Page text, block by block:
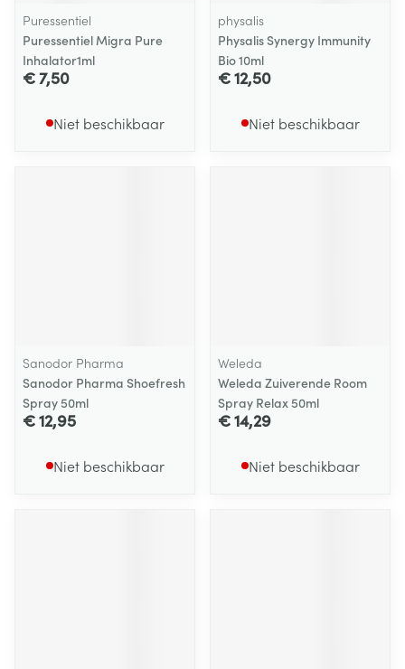
Puressentiel
Puressentiel Migra Pure
Inhalator1ml
€ 7,50
Niet beschikbaar
physalis
Physalis Synergy Immunity
Bio 10ml
€ 12,50
Niet beschikbaar
Sanodor Pharma
Sanodor Pharma Shoefresh
Spray 50ml
€ 12,95
Niet beschikbaar
Weleda
Weleda Zuiverende Room
Spray Relax 50ml
€ 14,29
Niet beschikbaar